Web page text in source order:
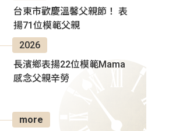
台東市歡慶溫馨父親節！ 表
揚71位模範父親
2026
長濱鄉表揚22位模範Mama
感念父親辛勞
more